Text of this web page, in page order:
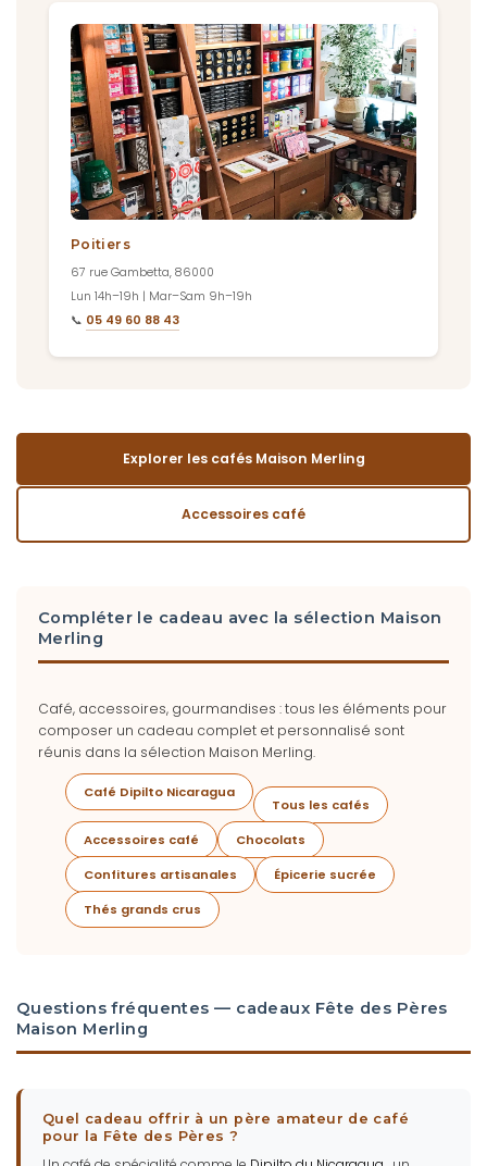
Poitiers
67 rue Gambetta, 86000
Lun 14h–19h | Mar–Sam 9h–19h
📞 05 49 60 88 43
Explorer les cafés Maison Merling
Accessoires café
Compléter le cadeau avec la sélection Maison
Merling
Café, accessoires, gourmandises : tous les éléments pour
composer un cadeau complet et personnalisé sont
réunis dans la sélection Maison Merling.
Café Dipilto Nicaragua
Tous les cafés
Accessoires café
Chocolats
Confitures artisanales
Épicerie sucrée
Thés grands crus
Questions fréquentes — cadeaux Fête des Pères
Maison Merling
Quel cadeau offrir à un père amateur de café
pour la Fête des Pères ?